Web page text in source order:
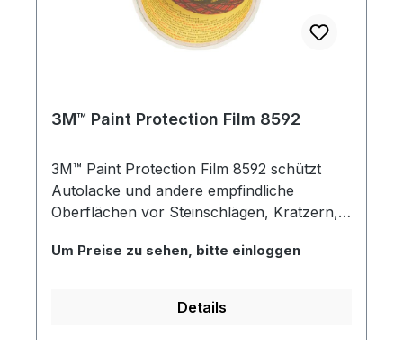
3M™ Paint Protection Film 8592
3M™ Paint Protection Film 8592 schützt
Autolacke und andere empfindliche
Oberflächen vor Steinschlägen, Kratzern,
anderen Fahrzeugflüssigkeiten sowie vor
Fahrzeugs zu beeinträchtigen.
Um Preise zu sehen, bitte einloggen
Details